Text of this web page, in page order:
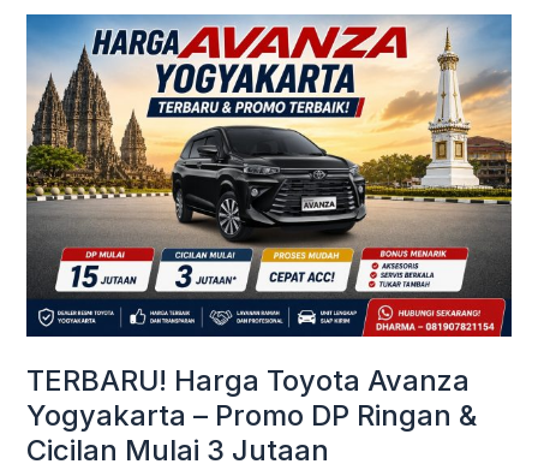
TERBARU! Harga Toyota Avanza
Yogyakarta – Promo DP Ringan &
Cicilan Mulai 3 Jutaan
TERBARU!
Harga
Toyota
Avanza
Yogyakarta
–
Promo
DP
Ringan
&
Mulai
3
Jutaan